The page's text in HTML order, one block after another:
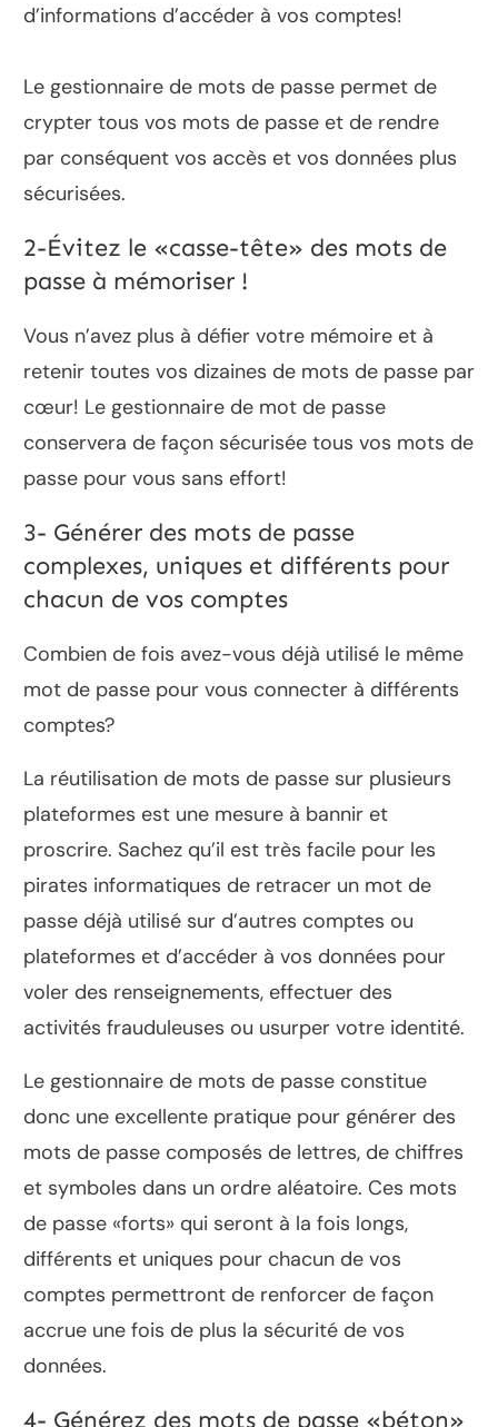
d’informations d’accéder à vos comptes!
Le gestionnaire de mots de passe permet de
crypter tous vos mots de passe et de rendre
par conséquent vos accès et vos données plus
sécurisées.
2-Évitez le «casse-tête» des mots de
passe à mémoriser !
Vous n’avez plus à défier votre mémoire et à
retenir toutes vos dizaines de mots de passe par
cœur! Le gestionnaire de mot de passe
conservera de façon sécurisée tous vos mots de
passe pour vous sans effort!
3- Générer des mots de passe
complexes, uniques et différents pour
chacun de vos comptes
Combien de fois avez-vous déjà utilisé le même
mot de passe pour vous connecter à différents
comptes?
La réutilisation de mots de passe sur plusieurs
plateformes est une mesure à bannir et
proscrire. Sachez qu’il est très facile pour les
pirates informatiques de retracer un mot de
passe déjà utilisé sur d’autres comptes ou
plateformes et d’accéder à vos données pour
voler des renseignements, effectuer des
activités frauduleuses ou usurper votre identité.
Le gestionnaire de mots de passe constitue
donc une excellente pratique pour générer des
mots de passe composés de lettres, de chiffres
et symboles dans un ordre aléatoire. Ces mots
de passe «forts» qui seront à la fois longs,
différents et uniques pour chacun de vos
comptes permettront de renforcer de façon
accrue une fois de plus la sécurité de vos
données.
4- Générez des mots de passe «béton»